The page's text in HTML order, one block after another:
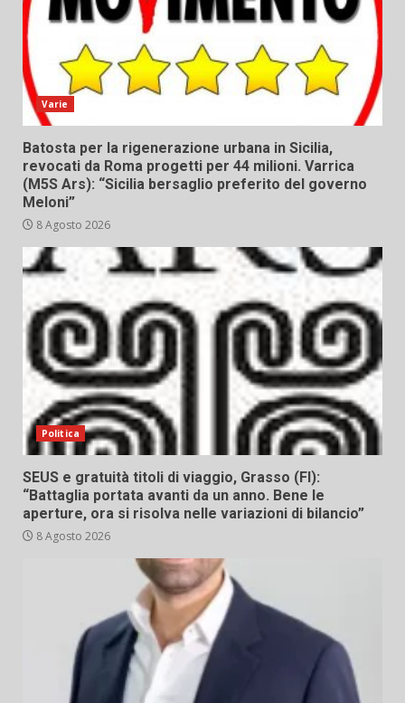
Varie
Batosta per la rigenerazione urbana in Sicilia,
revocati da Roma progetti per 44 milioni. Varrica
(M5S Ars): “Sicilia bersaglio preferito del governo
Meloni”
8 Agosto 2026
Politica
SEUS e gratuità titoli di viaggio, Grasso (FI):
“Battaglia portata avanti da un anno. Bene le
aperture, ora si risolva nelle variazioni di bilancio”
8 Agosto 2026